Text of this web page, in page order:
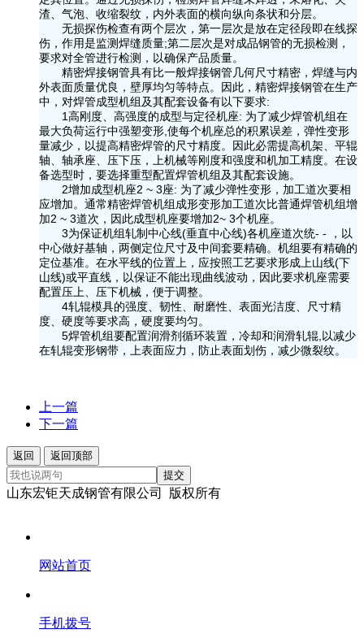
渣、气泡、收缩裂纹，内外表面的横向纵向条状和分层。
无损探伤检查有两个层次，第一层次是放在定径段即在线探
伤，作用是监测焊缝质量;第二层次是对成品钢管的无损检测，
要求对全管进行检测，以确保产品质量。
精密焊接钢管具有比一般焊接钢管几何尺寸精密，焊缝与内
外表面质量优良，壁厚均匀等特点。因此，精密焊接钢管在生产
中，对焊管成型机组及其配套设备有以下要求:
1高刚度、高强度的成型与定径机座: 为了减少焊管机组在
最大负荷运行中强塑变形,使每个机座总的积累误差，弹性变形
量减少，以提高精密焊管的尺寸精度。因此必需提高机架、平辊
轴、轴承座、压下压，上机械等刚度和强度和机加工精度。在设
备选型时，要选择重型配置焊管机组及其配套设施。
2增加成型机座2 ~ 3座: 为了减少弹性变形，加工道次要相
应增加。通常精密焊管机组成形变形加工道次比普通焊管机组增
加2 ~ 3道次，因此成型机座要增加2~ 3个机座。
3为保证机组轧制中心线(垂直中心线)各机座道次统- - ，以
中心做好基轴，两侧定位尺寸及中间套要精确。机组要有精确的
定位基准。在水平线的位置上，应按照工艺要求形成上山线(下
山线)或平直线，以保证不能出现曲线波动，因此要求机座需要
配置压上、压下机械，便于调整。
4轧辊模具的强度、韧性、耐磨性、表面光洁度、尺寸精
度、硬度等要求高，硬度要均匀。
5焊管机组要配置润滑剂循环装置，冷却和润滑轧辊,以减少
在轧辊变形钢带，上表面应力，防止表面划伤，减少微裂纹。
上一篇
下一篇
返回
返回顶部
提交
山东宏钜天成钢管有限公司 版权所有
网站首页
手机拨号